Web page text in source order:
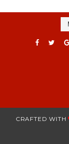
CRAFTED WITH